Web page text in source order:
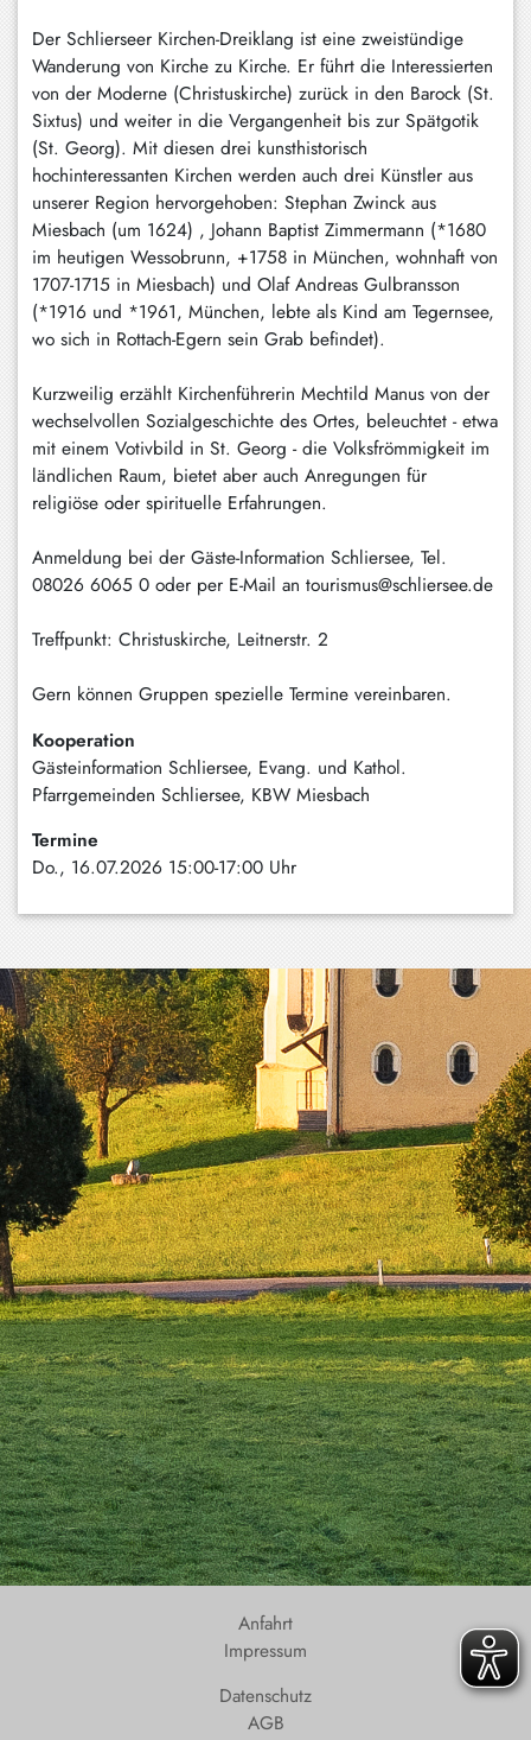
Der Schlierseer Kirchen-Dreiklang ist eine zweistündige
Wanderung von Kirche zu Kirche. Er führt die Interessierten
von der Moderne (Christuskirche) zurück in den Barock (St.
Sixtus) und weiter in die Vergangenheit bis zur Spätgotik
(St. Georg). Mit diesen drei kunsthistorisch
hochinteressanten Kirchen werden auch drei Künstler aus
unserer Region hervorgehoben: Stephan Zwinck aus
Miesbach (um 1624) , Johann Baptist Zimmermann (*1680
im heutigen Wessobrunn, +1758 in München, wohnhaft von
1707-1715 in Miesbach) und Olaf Andreas Gulbransson
(*1916 und *1961, München, lebte als Kind am Tegernsee,
wo sich in Rottach-Egern sein Grab befindet).
Kurzweilig erzählt Kirchenführerin Mechtild Manus von der
wechselvollen Sozialgeschichte des Ortes, beleuchtet - etwa
mit einem Votivbild in St. Georg - die Volksfrömmigkeit im
ländlichen Raum, bietet aber auch Anregungen für
religiöse oder spirituelle Erfahrungen.
Anmeldung bei der Gäste-Information Schliersee, Tel.
08026 6065 0 oder per E-Mail an tourismus@schliersee.de
Treffpunkt: Christuskirche, Leitnerstr. 2
Gern können Gruppen spezielle Termine vereinbaren.
Kooperation
Gästeinformation Schliersee, Evang. und Kathol.
Pfarrgemeinden Schliersee, KBW Miesbach
Termine
Do., 16.07.2026 15:00-17:00 Uhr
Anfahrt
Impressum
Datenschutz
AGB